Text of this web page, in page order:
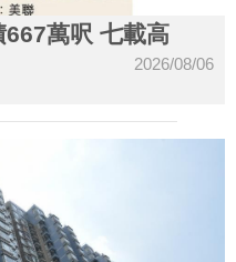
萬呎 七載高
2026/08/06